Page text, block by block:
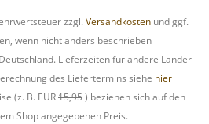
zzgl. Versandkosten und ggf.
wenn nicht anders beschrieben
Lieferzeiten für andere Länder
des Liefertermins siehe hier
(z. B. EUR15,95) beziehen sich auf den
Shop angegebenen Preis.